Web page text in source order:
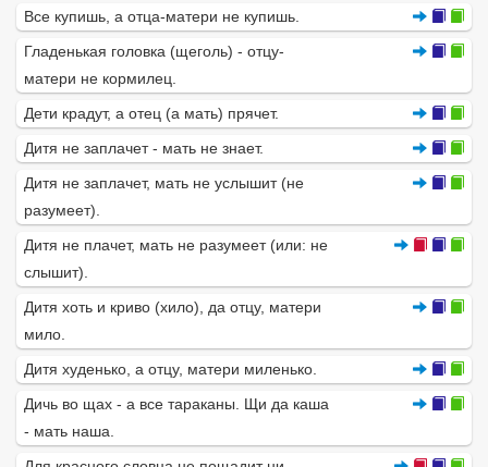
Все купишь, а отца-матери не купишь.
Гладенькая головка (щеголь) - отцу-
матери не кормилец.
Дети крадут, а отец (а мать) прячет.
Дитя не заплачет - мать не знает.
Дитя не заплачет, мать не услышит (не
разумеет).
Дитя не плачет, мать не разумеет (или: не
слышит).
Дитя хоть и криво (хило), да отцу, матери
мило.
Дитя худенько, а отцу, матери миленько.
Дичь во щах - а все тараканы. Щи да каша
- мать наша.